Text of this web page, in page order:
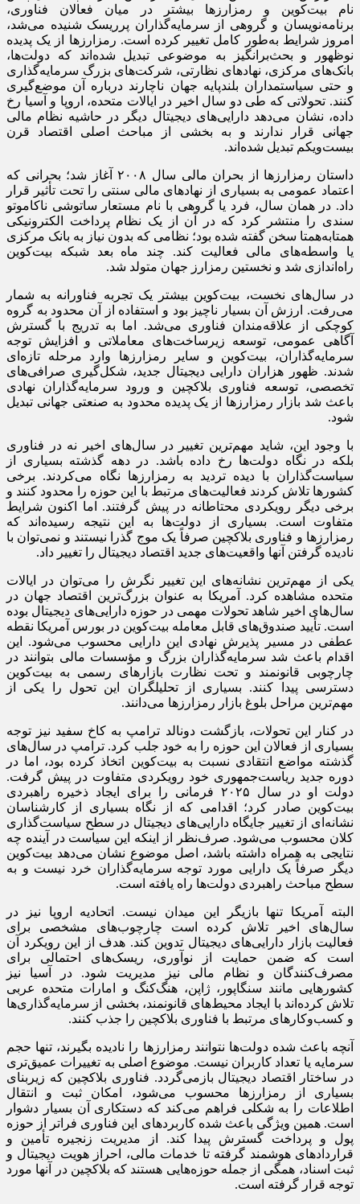
نام بیت‌کوین و رمزارزها بیشتر در میان فعالان فناوری،
برنامه‌نویسان و گروهی از سرمایه‌گذاران پرریسک شنیده می‌شد،
امروز شرایط به‌طور کامل تغییر کرده است. رمزارزها از یک پدیده
نوظهور و بحث‌برانگیز به موضوعی تبدیل شده‌اند که دولت‌ها،
بانک‌های مرکزی، نهادهای نظارتی، شرکت‌های بزرگ سرمایه‌گذاری
و حتی سیاستمداران بلندپایه جهان ناچارند درباره آن موضع‌گیری
کنند. تحولاتی که طی دو سال اخیر در ایالات متحده، اروپا و آسیا رخ
داده، نشان می‌دهد دارایی‌های دیجیتال دیگر در حاشیه نظام مالی
جهانی قرار ندارند و به بخشی از مباحث اصلی اقتصاد قرن
بیست‌ویکم تبدیل شده‌اند.
داستان رمزارزها از بحران مالی سال ۲۰۰۸ آغاز شد؛ بحرانی که
اعتماد عمومی به بسیاری از نهادهای مالی سنتی را تحت تأثیر قرار
داد. در همان سال، فرد یا گروهی با نام مستعار ساتوشی ناکاموتو
سندی را منتشر کرد که در آن از یک نظام پرداخت الکترونیکی
همتابه‌همتا سخن گفته شده بود؛ نظامی که بدون نیاز به بانک مرکزی
یا واسطه‌های مالی فعالیت کند. چند ماه بعد شبکه بیت‌کوین
راه‌اندازی شد و نخستین رمزارز جهان متولد شد.
در سال‌های نخست، بیت‌کوین بیشتر یک تجربه فناورانه به شمار
می‌رفت. ارزش آن بسیار ناچیز بود و استفاده از آن محدود به گروه
کوچکی از علاقه‌مندان فناوری می‌شد. اما به تدریج با گسترش
آگاهی عمومی، توسعه زیرساخت‌های معاملاتی و افزایش توجه
سرمایه‌گذاران، بیت‌کوین و سایر رمزارزها وارد مرحله تازه‌ای
شدند. ظهور هزاران دارایی دیجیتال جدید، شکل‌گیری صرافی‌های
تخصصی، توسعه فناوری بلاکچین و ورود سرمایه‌گذاران نهادی
باعث شد بازار رمزارزها از یک پدیده محدود به صنعتی جهانی تبدیل
شود.
با وجود این، شاید مهم‌ترین تغییر در سال‌های اخیر نه در فناوری
بلکه در نگاه دولت‌ها رخ داده باشد. در دهه گذشته بسیاری از
سیاست‌گذاران با دیده تردید به رمزارزها نگاه می‌کردند. برخی
کشورها تلاش کردند فعالیت‌های مرتبط با این حوزه را محدود کنند و
برخی دیگر رویکردی محتاطانه در پیش گرفتند. اما اکنون شرایط
متفاوت است. بسیاری از دولت‌ها به این نتیجه رسیده‌اند که
رمزارزها و فناوری بلاکچین صرفاً یک موج گذرا نیستند و نمی‌توان با
نادیده گرفتن آنها واقعیت‌های جدید اقتصاد دیجیتال را تغییر داد.
یکی از مهم‌ترین نشانه‌های این تغییر نگرش را می‌توان در ایالات
متحده مشاهده کرد. آمریکا به عنوان بزرگ‌ترین اقتصاد جهان در
سال‌های اخیر شاهد تحولات مهمی در حوزه دارایی‌های دیجیتال بوده
است. تأیید صندوق‌های قابل معامله بیت‌کوین در بورس آمریکا نقطه
عطفی در مسیر پذیرش نهادی این دارایی محسوب می‌شود. این
اقدام باعث شد سرمایه‌گذاران بزرگ و مؤسسات مالی بتوانند در
چارچوبی قانونمند و تحت نظارت بازارهای رسمی به بیت‌کوین
دسترسی پیدا کنند. بسیاری از تحلیلگران این تحول را یکی از
مهم‌ترین مراحل بلوغ بازار رمزارزها می‌دانند.
در کنار این تحولات، بازگشت دونالد ترامپ به کاخ سفید نیز توجه
بسیاری از فعالان این حوزه را به خود جلب کرد. ترامپ در سال‌های
گذشته مواضع انتقادی نسبت به بیت‌کوین اتخاذ کرده بود، اما در
دوره جدید ریاست‌جمهوری خود رویکردی متفاوت در پیش گرفت.
دولت او در سال ۲۰۲۵ فرمانی را برای ایجاد ذخیره راهبردی
بیت‌کوین صادر کرد؛ اقدامی که از نگاه بسیاری از کارشناسان
نشانه‌ای از تغییر جایگاه دارایی‌های دیجیتال در سطح سیاست‌گذاری
کلان محسوب می‌شود. صرف‌نظر از اینکه این سیاست در آینده چه
نتایجی به همراه داشته باشد، اصل موضوع نشان می‌دهد بیت‌کوین
دیگر صرفاً یک دارایی مورد توجه سرمایه‌گذاران خرد نیست و به
سطح مباحث راهبردی دولت‌ها راه یافته است.
البته آمریکا تنها بازیگر این میدان نیست. اتحادیه اروپا نیز در
سال‌های اخیر تلاش کرده است چارچوب‌های مشخصی برای
فعالیت بازار دارایی‌های دیجیتال تدوین کند. هدف از این رویکرد آن
است که ضمن حمایت از نوآوری، ریسک‌های احتمالی برای
مصرف‌کنندگان و نظام مالی نیز مدیریت شود. در آسیا نیز
کشورهایی مانند سنگاپور، ژاپن، هنگ‌کنگ و امارات متحده عربی
تلاش کرده‌اند با ایجاد محیط‌های قانونمند، بخشی از سرمایه‌گذاری‌ها
و کسب‌وکارهای مرتبط با فناوری بلاکچین را جذب کنند.
آنچه باعث شده دولت‌ها نتوانند رمزارزها را نادیده بگیرند، تنها حجم
سرمایه یا تعداد کاربران نیست. موضوع اصلی به تغییرات عمیق‌تری
در ساختار اقتصاد دیجیتال بازمی‌گردد. فناوری بلاکچین که زیربنای
بسیاری از رمزارزها محسوب می‌شود، امکان ثبت و انتقال
اطلاعات را به شکلی فراهم می‌کند که دستکاری آن بسیار دشوار
است. همین ویژگی باعث شده کاربردهای این فناوری فراتر از حوزه
پول و پرداخت گسترش پیدا کند. از مدیریت زنجیره تأمین و
قراردادهای هوشمند گرفته تا خدمات مالی، احراز هویت دیجیتال و
ثبت اسناد، همگی از جمله حوزه‌هایی هستند که بلاکچین در آنها مورد
توجه قرار گرفته است.